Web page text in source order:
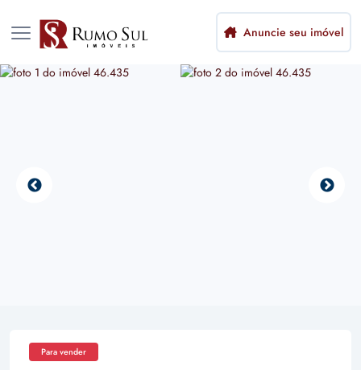
Anuncie seu imóvel
Para vender